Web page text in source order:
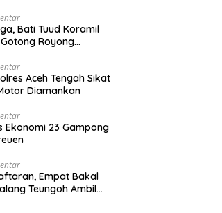
Bati Tuud Koramil
Royong
Aceh Tengah Sikat
Diamankan
Ekonomi 23 Gampong
Empat Bakal
Teungoh Ambil